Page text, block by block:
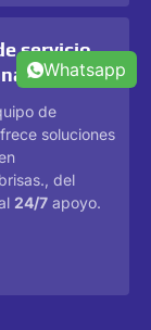
servicio
de
soluciones
del
24/7 apoyo.
Whatsapp